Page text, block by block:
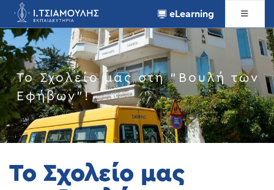
eLearning
Το Σχολείο μας στη “Βουλή των
Εφήβων”!
Το Σχολείο μας